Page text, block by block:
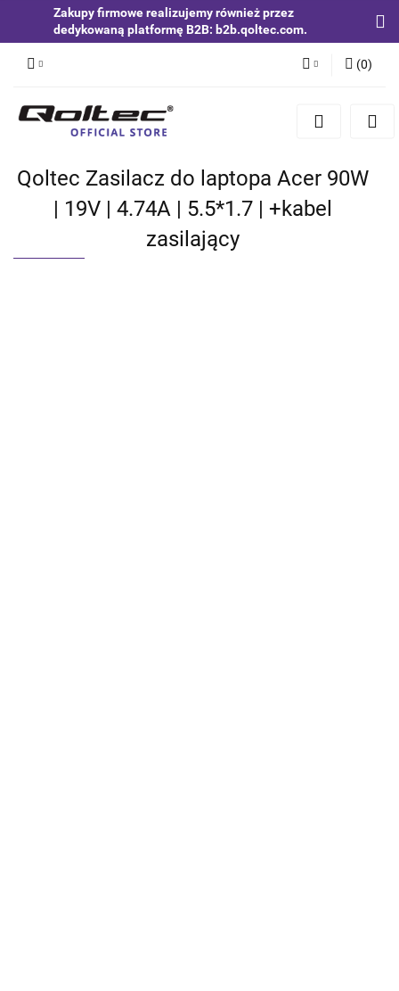
Zakupy firmowe realizujemy również przez
dedykowaną platformę B2B: b2b.qoltec.com.
Zaloguj się
Zgody cookies
(0)
Qoltec Zasilacz do laptopa Acer 90W
| 19V | 4.74A | 5.5*1.7 | +kabel
zasilający